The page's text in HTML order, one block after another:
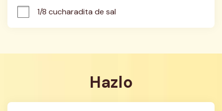
1/8 cucharadita de sal
Hazlo